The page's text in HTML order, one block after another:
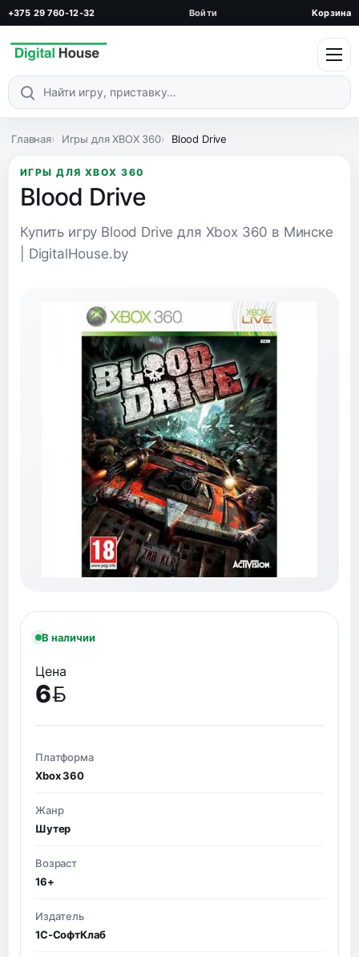
+375 29 760-12-32 Войти Корзина
Поиск по каталогу
Главная Игры для XBOX 360 Blood Drive
ИГРЫ ДЛЯ XBOX 360
Blood Drive
Купить игру Blood Drive для Xbox 360 в Минске
| DigitalHouse.by
В наличии
Цена
6
BYN
Платформа
Xbox 360
Жанр
Шутер
Возраст
16+
Издатель
1С-СофтКлаб